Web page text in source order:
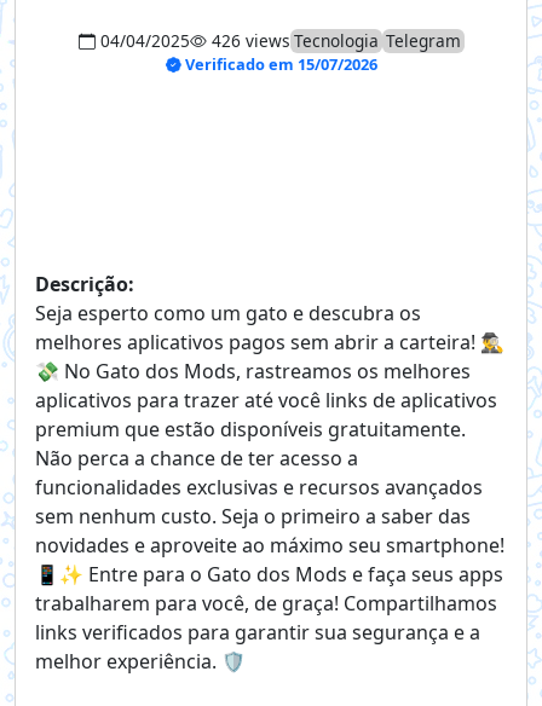
04/04/2025 426 views Tecnologia Telegram
Verificado em 15/07/2026
Descrição:
Seja esperto como um gato e descubra os
melhores aplicativos pagos sem abrir a carteira! 🕵️‍♂️
💸 No Gato dos Mods, rastreamos os melhores
aplicativos para trazer até você links de aplicativos
premium que estão disponíveis gratuitamente.
Não perca a chance de ter acesso a
funcionalidades exclusivas e recursos avançados
sem nenhum custo. Seja o primeiro a saber das
novidades e aproveite ao máximo seu smartphone!
📱✨ Entre para o Gato dos Mods e faça seus apps
trabalharem para você, de graça! Compartilhamos
links verificados para garantir sua segurança e a
melhor experiência. 🛡️